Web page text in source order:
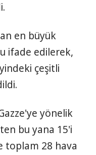
en büyük
ifade edilerek,
çeşitli
yönelik
bu yana 15'i
toplam 28 hava